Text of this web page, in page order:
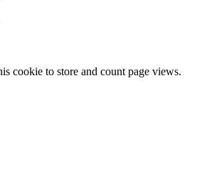
cookie to store and count page views.